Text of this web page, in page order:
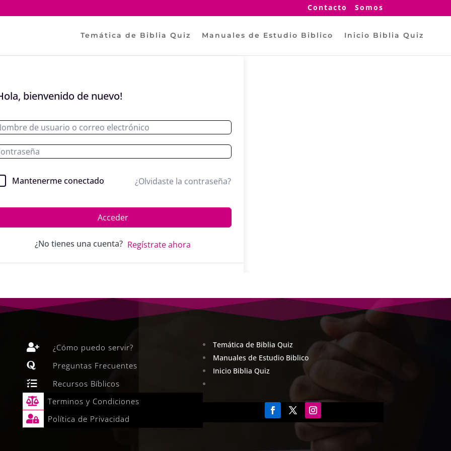
Contacto Somos
Temática de Biblia Quiz Manuales de Estudio Biblico Inicio Biblia Quiz
bienvenido de nuevo!
Mantenerme conectado ¿Olvidaste la contraseña?
Acceder
¿No tienes una cuenta? Regístrate ahora
 ¿Cómo puedo servir?
 Preguntas Frecuentes
 Recursos Bíblicos
 Terminos y Condiciones
 Política de Privacidad
Temática de Biblia Quiz
Manuales de Estudio Biblico
Inicio Biblia Quiz